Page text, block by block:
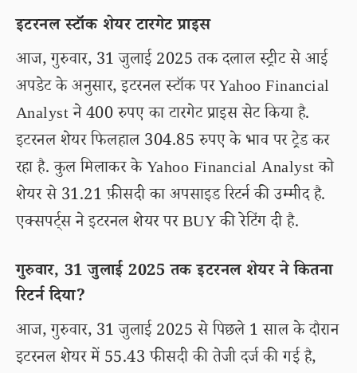
इटरनल स्टॉक शेयर टारगेट प्राइस
आज, गुरुवार, 31 जुलाई 2025 तक दलाल स्ट्रीट से आई
अपडेट के अनुसार, इटरनल स्टॉक पर Yahoo Financial
Analyst ने 400 रुपए का टारगेट प्राइस सेट किया है.
इटरनल शेयर फिलहाल 304.85 रुपए के भाव पर ट्रेड कर
रहा है. कुल मिलाकर के Yahoo Financial Analyst को
शेयर से 31.21 फ़ीसदी का अपसाइड रिटर्न की उम्मीद है.
एक्सपर्ट्स ने इटरनल शेयर पर BUY की रेटिंग दी है.
गुरुवार, 31 जुलाई 2025 तक इटरनल शेयर ने कितना
रिटर्न दिया?
आज, गुरुवार, 31 जुलाई 2025 से पिछले 1 साल के दौरान
इटरनल शेयर में 55.43 फीसदी की तेजी दर्ज की गई है,